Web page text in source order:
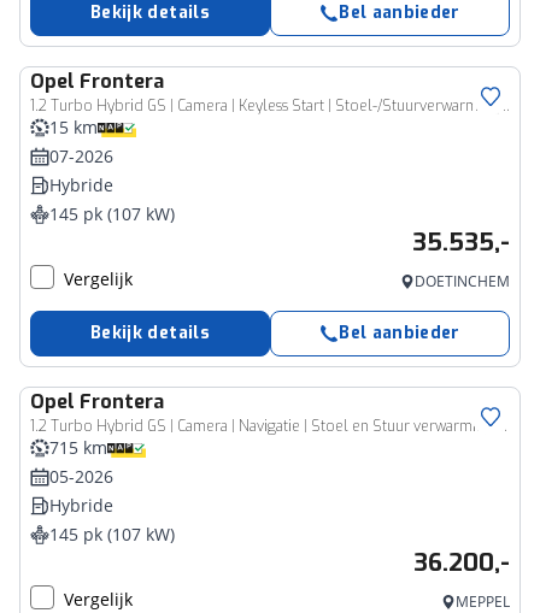
Bekijk details Bel aanbieder
Opel Frontera
1.2 Turbo Hybrid GS | Camera | Keyless Start | Stoel-/Stuurverwarming | Climate Control | Registratievoordeel van € 36.950,- nu voor € 34.440,-
15 km
07-2026
Hybride
145 pk (107 kW)
35.535,-
Vergelijk DOETINCHEM
Bekijk details Bel aanbieder
Opel Frontera
1.2 Turbo Hybrid GS | Camera | Navigatie | Stoel en Stuur verwarming | Climate control |
715 km
05-2026
Hybride
145 pk (107 kW)
36.200,-
Vergelijk MEPPEL